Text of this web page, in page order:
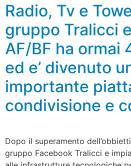
Radio, Tv e
gruppo Tralicci
AF/BF ha
ed e’ divenuto
importante
condivisione e
Dopo il superamento
gruppo Facebook Tralicci e